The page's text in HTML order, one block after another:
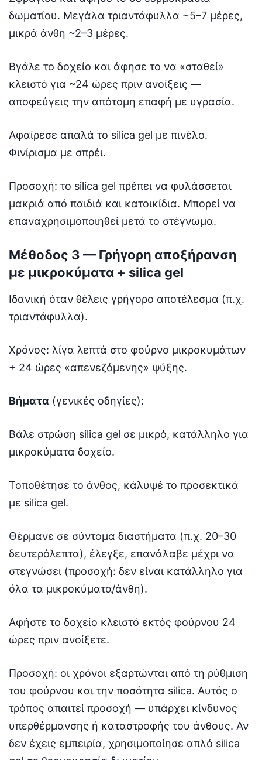
δωματίου. Μεγάλα τριαντάφυλλα ~5–7 μέρες,
μικρά άνθη ~2–3 μέρες.
Βγάλε το δοχείο και άφησε το να «σταθεί»
κλειστό για ~24 ώρες πριν ανοίξεις —
αποφεύγεις την απότομη επαφή με υγρασία.
Αφαίρεσε απαλά το silica gel με πινέλο.
Φινίρισμα με σπρέι.
Προσοχή: το silica gel πρέπει να φυλάσσεται
μακριά από παιδιά και κατοικίδια. Μπορεί να
επαναχρησιμοποιηθεί μετά το στέγνωμα.
Μέθοδος 3 — Γρήγορη αποξήρανση
με μικροκύματα + silica gel
Ιδανική όταν θέλεις γρήγορο αποτέλεσμα (π.χ.
τριαντάφυλλα).
Χρόνος: λίγα λεπτά στο φούρνο μικροκυμάτων
+ 24 ώρες «απενεζόμενης» ψύξης.
Βήματα (γενικές οδηγίες):
Βάλε στρώση silica gel σε μικρό, κατάλληλο για
μικροκύματα δοχείο.
Τοποθέτησε το άνθος, κάλυψέ το προσεκτικά
με silica gel.
Θέρμανε σε σύντομα διαστήματα (π.χ. 20–30
δευτερόλεπτα), έλεγξε, επανάλαβε μέχρι να
στεγνώσει (προσοχή: δεν είναι κατάλληλο για
όλα τα μικροκύματα/άνθη).
Αφήστε το δοχείο κλειστό εκτός φούρνου 24
ώρες πριν ανοίξετε.
Προσοχή: οι χρόνοι εξαρτώνται από τη ρύθμιση
του φούρνου και την ποσότητα silica. Αυτός ο
τρόπος απαιτεί προσοχή — υπάρχει κίνδυνος
υπερθέρμανσης ή καταστροφής του άνθους. Αν
δεν έχεις εμπειρία, χρησιμοποίησε απλό silica